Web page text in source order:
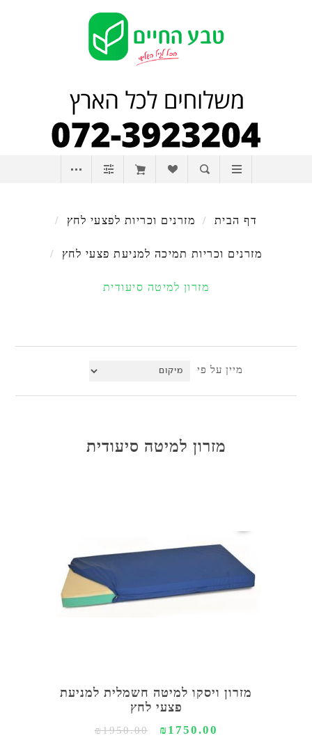
דף הבית / מזרנים וכריות לפצעי לחץ /
מזרנים וכריות תמיכה למניעת פצעי לחץ /
מזרון למיטה סיעודית
מיין על פי
מזרון למיטה סיעודית
מזרון ויסקו למיטה חשמלית למניעת
פצעי לחץ
₪1750.00
₪1950.00